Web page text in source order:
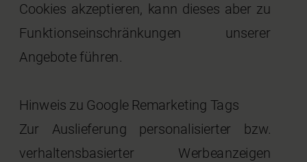
Cookies akzeptieren, kann dieses aber zu
Funktionseinschränkungen unserer
Angebote führen.
Hinweis zu Google Remarketing Tags
Zur Auslieferung personalisierter bzw.
verhaltensbasierter Werbeanzeigen